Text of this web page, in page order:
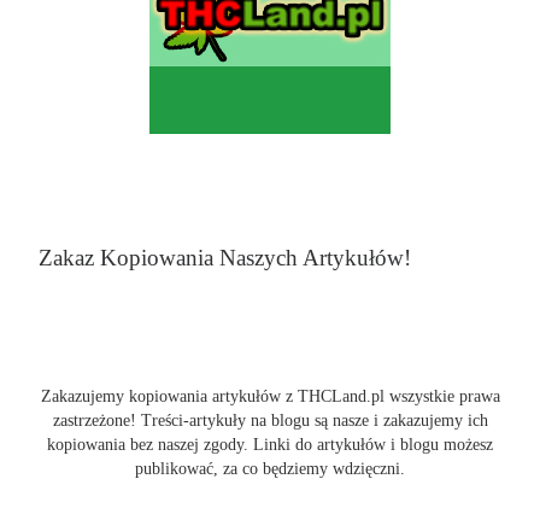
Zakaz Kopiowania Naszych Artykułów!
Zakazujemy kopiowania artykułów z THCLand.pl wszystkie prawa
zastrzeżone! Treści-artykuły na blogu są nasze i zakazujemy ich
kopiowania bez naszej zgody. Linki do artykułów i blogu możesz
publikować, za co będziemy wdzięczni.